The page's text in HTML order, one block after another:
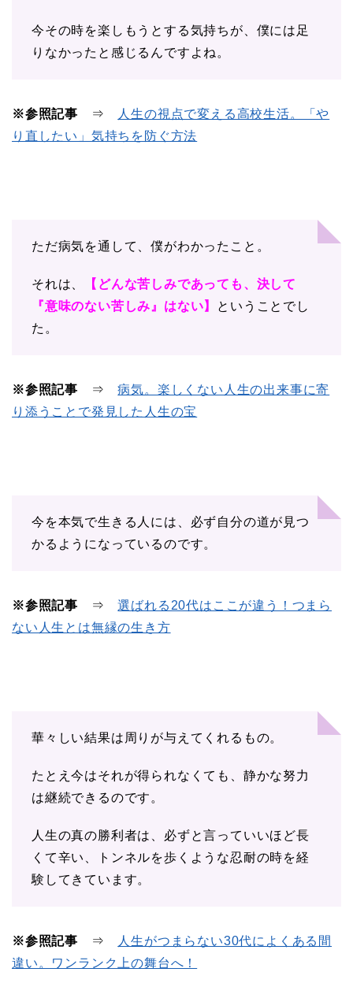
今その時を楽しもうとする気持ちが、僕には足
りなかったと感じるんですよね。
※参照記事 ⇒
人生の視点で変える高校生活。「や
り直したい」気持ちを防ぐ方法
ただ病気を通して、僕がわかったこと。
それは、
【どんな苦しみであっても、決して
『意味のない苦しみ』はない】
ということでし
た。
※参照記事 ⇒病気。楽しくない人生の出来事に寄
り添うことで発見した人生の宝
今を本気で生きる人には、必ず自分の道が見つ
かるようになっているのです。
※参照記事 ⇒選ばれる20代はここが違う！つまら
ない人生とは無縁の生き方
華々しい結果は周りが与えてくれるもの。
たとえ今はそれが得られなくても、静かな努力
は継続できるのです。
人生の真の勝利者は、必ずと言っていいほど長
くて辛い、トンネルを歩くような忍耐の時を経
験してきています。
※参照記事 ⇒
人生がつまらない30代によくある間
違い。ワンランク上の舞台へ！